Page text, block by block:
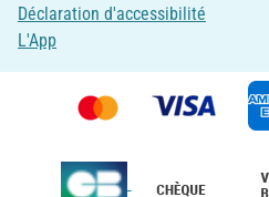
Déclaration d'accessibilité
L'App